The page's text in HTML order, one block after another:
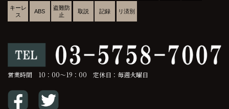
キーレ
ス
ABS
盗難防
止
取説 記録 リ済別
営業時間 10：00～19：00 定休日：毎週火曜日